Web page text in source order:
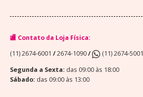
🏬 Contato da Loja Física:
(11) 2674-6001 /2674-1090/
(11) 2674-5001
Segunda a Sexta: das 09:00 às 18:00
Sábado: das 09:00 às 13:00